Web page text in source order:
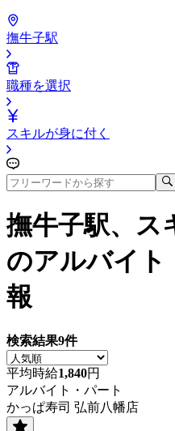
撫牛子駅
職種を選択
スキルが身に付く
撫牛子駅、ス
のアルバイト
報
検索結果9件
平均時給1,840円
アルバイト・パート
かっぱ寿司 弘前八幡店